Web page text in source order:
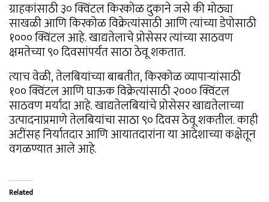
ग्राहकांसाठी ३० क्विंटल किरकोळ दुकाने जसे की मोठ्या
साखळी आणि किरकोळ विक्रेत्यांसाठी आणि त्यांच्या डेपोसाठी
१००० क्विंटल आहे. खाद्यतेलाचे प्रोसेसर त्यांच्या साठवण
क्षमतेच्या ९० दिवसांपर्यंत साठा ठेवू शकतात.
त्याच वेळी, तेलबियांच्या बाबतीत, किरकोळ व्यापाऱ्यांसाठी
१०० क्विंटल आणि घाऊक विक्रेत्यांसाठी २००० क्विंटल
साठवण मर्यादा आहे. खाद्यतेलबियांचे प्रोसेसर खाद्यतेलाच्या
उत्पादनाप्रमाणे तेलबियांचा साठा ९० दिवस ठेवू शकतील. काही
अटींसह निर्यातदार आणि आयातदारांना या आदेशाच्या कक्षेतून
वगळण्यात आले आहे.
Related